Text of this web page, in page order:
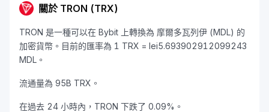
關於 TRON (TRX)
TRON 是一種可以在 Bybit 上轉換為 摩爾多瓦列伊 (MDL) 的
加密貨幣。目前的匯率為 1 TRX = lei5.693902912099243
MDL。
流通量為 95B TRX。
在過去 24 小時內，TRON 下跌了 0.09%。